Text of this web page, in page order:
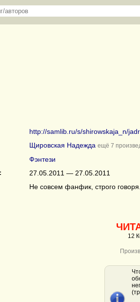
http://samlib.ru/s/shirowskaja_n/
Щировская Надежда ещё 7
Фэнтези
27.05.2011 — 27.05.2011
Не совсем фанфик, строго
12